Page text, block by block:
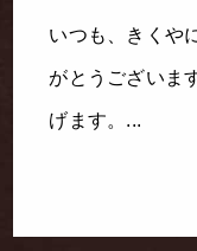
いつも、きくや
がとうございま
げます。...